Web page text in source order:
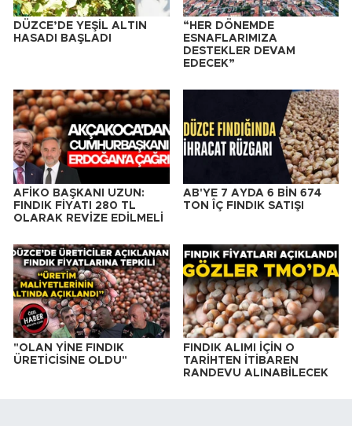
DÜZCE’DE YEŞİL ALTIN
HASADI BAŞLADI
“HER DÖNEMDE
ESNAFLARIMIZA
DESTEKLER DEVAM
EDECEK”
AFİKO BAŞKANI UZUN:
FINDIK FİYATI 280 TL
OLARAK REVİZE EDİLMELİ
AB'YE 7 AYDA 6 BİN 674
TON ÎÇ FINDIK SATIŞI
"OLAN YİNE FINDIK
ÜRETİCİSİNE OLDU"
FINDIK ALIMI İÇİN O
TARİHTEN İTİBAREN
RANDEVU ALINABİLECEK